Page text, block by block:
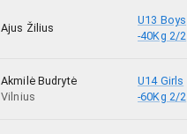
Ajus Žilius
U13 Boys
-40Kg 2/2
Akmilė Budrytė
Vilnius
U14 Girls
-60Kg 2/2